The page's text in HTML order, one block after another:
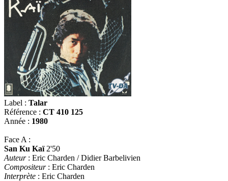
Label : Talar
Référence : CT 410 125
Année : 1980
Face A :
San Ku Kaï2'50
Auteur: Eric Charden / Didier Barbelivien
Compositeur: Eric Charden
Interprète : Eric Charden